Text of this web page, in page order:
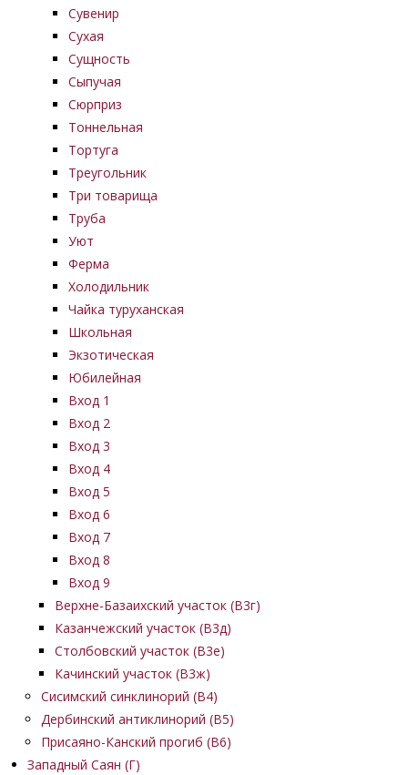
Сувенир
Сухая
Сущность
Сыпучая
Сюрприз
Тоннельная
Тортуга
Треугольник
Три товарища
Труба
Уют
Ферма
Холодильник
Чайка туруханская
Школьная
Экзотическая
Юбилейная
Вход 1
Вход 2
Вход 3
Вход 4
Вход 5
Вход 6
Вход 7
Вход 8
Вход 9
Верхне-Базаихский участок (В3г)
Казанчежский участок (В3д)
Столбовский участок (В3е)
Качинский участок (В3ж)
Сисимский синклинорий (В4)
Дербинский антиклинорий (В5)
Присаяно-Канский прогиб (В6)
Западный Саян (Г)